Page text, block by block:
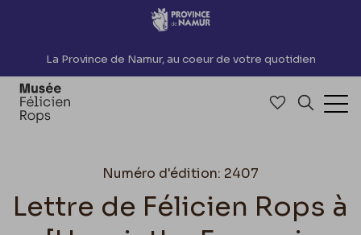
Accèder directement au contenu
La Province de Namur, au coeur de votre quotidien
Accéder à
Numéro d'édition: 2407
Lettre de Félicien Rops à